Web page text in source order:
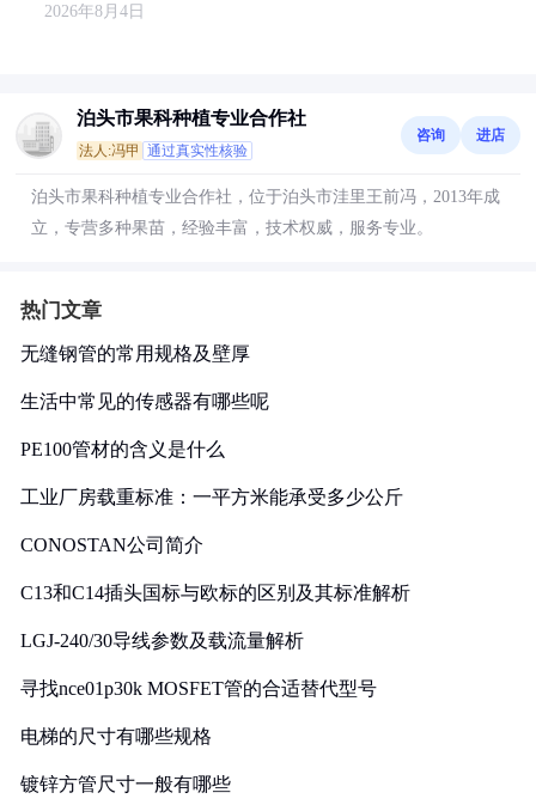
2026年8月4日
泊头市果科种植专业合作社
法人:冯甲 通过真实性核验
咨询 进店
泊头市果科种植专业合作社，位于泊头市洼里王前冯，2013年成
立，专营多种果苗，经验丰富，技术权威，服务专业。
热门文章
无缝钢管的常用规格及壁厚
生活中常见的传感器有哪些呢
PE100管材的含义是什么
工业厂房载重标准：一平方米能承受多少公斤
CONOSTAN公司简介
C13和C14插头国标与欧标的区别及其标准解析
LGJ-240/30导线参数及载流量解析
寻找nce01p30k MOSFET管的合适替代型号
电梯的尺寸有哪些规格
镀锌方管尺寸一般有哪些